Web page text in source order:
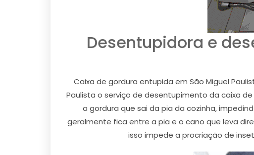
Desentupidora e
Caixa de gordura entupida em São Miguel
Paulista o serviço de desentupimento da caixa
a gordura que sai da pia da cozinha,
geralmente fica entre a pia e o cano que leva
isso impede a procriação de